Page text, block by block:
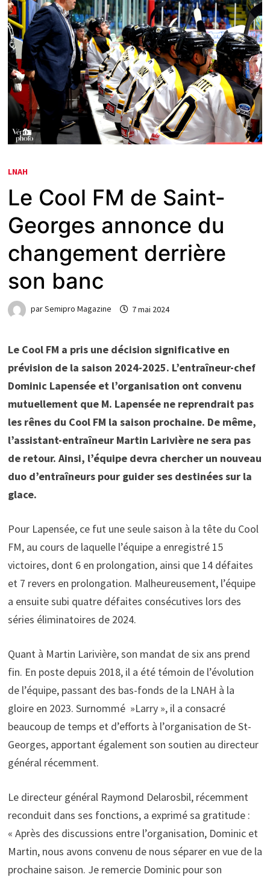
LNAH
Le Cool FM de Saint-
Georges annonce du
changement derrière
son banc
parSemipro Magazine 7 mai 2024
Le Cool FM a pris une décision significative en
prévision de la saison 2024-2025. L’entraîneur-chef
Dominic Lapensée et l’organisation ont convenu
mutuellement que M. Lapensée ne reprendrait pas
les rênes du Cool FM la saison prochaine. De même,
l’assistant-entraîneur Martin Larivière ne sera pas
de retour. Ainsi, l’équipe devra chercher un nouveau
duo d’entraîneurs pour guider ses destinées sur la
glace.
Pour Lapensée, ce fut une seule saison à la tête du Cool
FM, au cours de laquelle l’équipe a enregistré 15
victoires, dont 6 en prolongation, ainsi que 14 défaites
et 7 revers en prolongation. Malheureusement, l’équipe
a ensuite subi quatre défaites consécutives lors des
séries éliminatoires de 2024.
Quant à Martin Larivière, son mandat de six ans prend
fin. En poste depuis 2018, il a été témoin de l’évolution
de l’équipe, passant des bas-fonds de la LNAH à la
gloire en 2023. Surnommé »Larry », il a consacré
beaucoup de temps et d’efforts à l’organisation de St-
Georges, apportant également son soutien au directeur
général récemment.
Le directeur général Raymond Delarosbil, récemment
reconduit dans ses fonctions, a exprimé sa gratitude :
« Après des discussions entre l’organisation, Dominic et
Martin, nous avons convenu de nous séparer en vue de la
prochaine saison. Je remercie Dominic pour son